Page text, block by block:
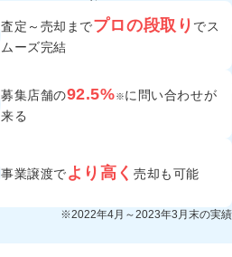
査定～売却までプロの段取り でス
ムーズ完結
募集店舗の92.5%※に 問い合わせが
来る
事業譲渡でより高く売却も可能
※2022年4月～2023年3月末の実績